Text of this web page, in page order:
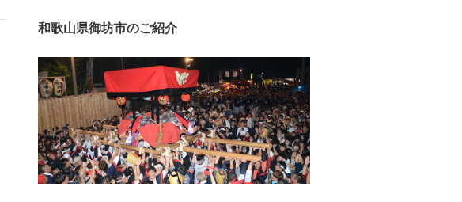
和歌山県御坊市のご紹介